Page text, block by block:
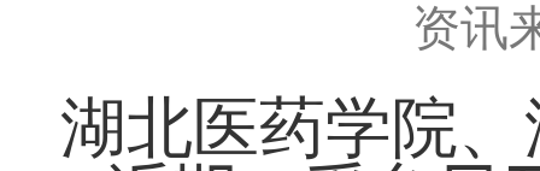
资讯
湖北医药学院